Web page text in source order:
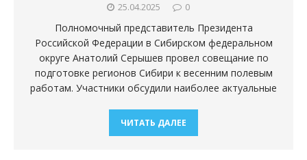
25.04.2025 0
Полномочный представитель Президента
Российской Федерации в Сибирском федеральном
округе Анатолий Серышев провел совещание по
подготовке регионов Сибири к весенним полевым
работам. Участники обсудили наиболее актуальные
ЧИТАТЬ ДАЛЕЕ